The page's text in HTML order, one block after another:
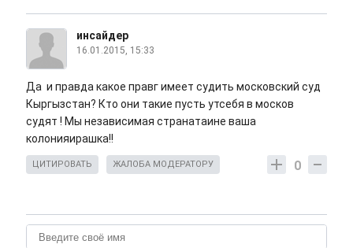
инсайдер
16.01.2015, 15:33
Да и правда какое правг имеет судить московский суд
Кыргызстан? Кто они такие пусть утсебя в москов
судят ! Мы независимая странатаине ваша
колонияирашка!!
0
ЦИТИРОВАТЬ ЖАЛОБА МОДЕРАТОРУ